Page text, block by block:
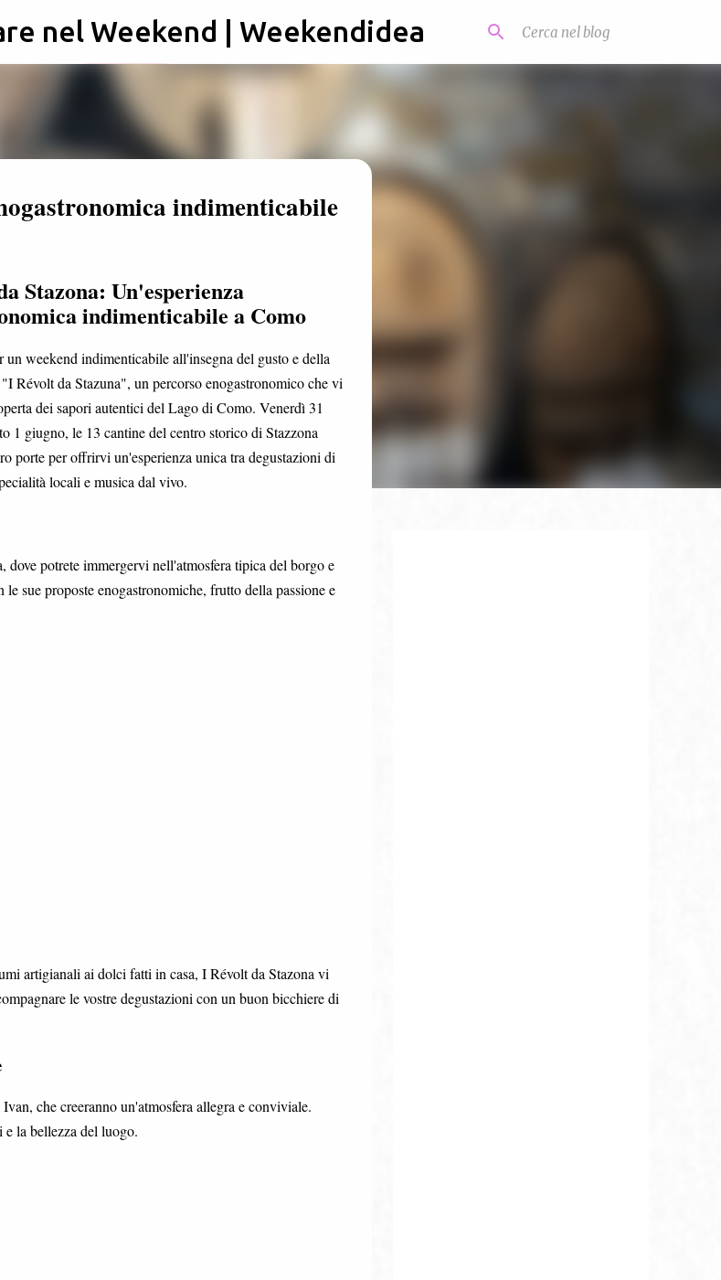
Passa ai contenuti principali
nel Weekend | Weekendidea
indimenticabile
Stazona: Un'esperienza
indimenticabile a Como
un weekend indimenticabile all'insegna del gusto e della
Révolt da Stazuna", un percorso enogastronomico che vi
dei sapori autentici del Lago di Como. Venerdì 31
1 giugno, le 13 cantine del centro storico di Stazzona
porte per offrirvi un'esperienza unica tra degustazioni di
locali e musica dal vivo.
potrete immergervi nell'atmosfera tipica del borgo e
sue proposte enogastronomiche, frutto della passione e
artigianali ai dolci fatti in casa, I Révolt da Stazona vi
le vostre degustazioni con un buon bicchiere di
che creeranno un'atmosfera allegra e conviviale.
e la bellezza del luogo.